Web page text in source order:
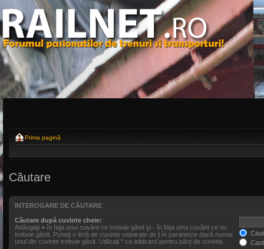
Prima pagină
Căutare
INTEROGARE DE CĂUTARE
Căutare după cuvinte cheie:
Adăugaţi +în faţa unui cuvânt ce trebuie găsit şi - în faţa unui cuvânt ce nu
trebuie găsit. Puneţi o listă de cuvinte separate de | în paranteze dacă numai
unul din cuvinte trebuie găsit. Utilizaţi * ca wildcard pentru părţi de cuvinte.